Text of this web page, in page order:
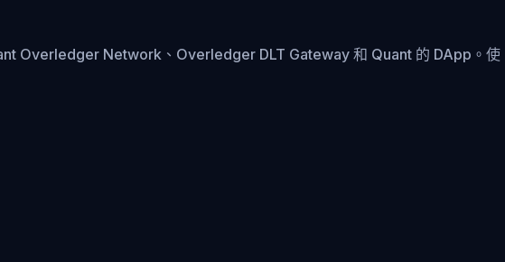
Overledger Network、Overledger DLT Gateway 和 Quant 的 DApp。使